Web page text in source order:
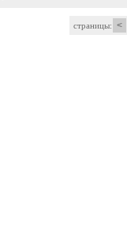
страницы: <